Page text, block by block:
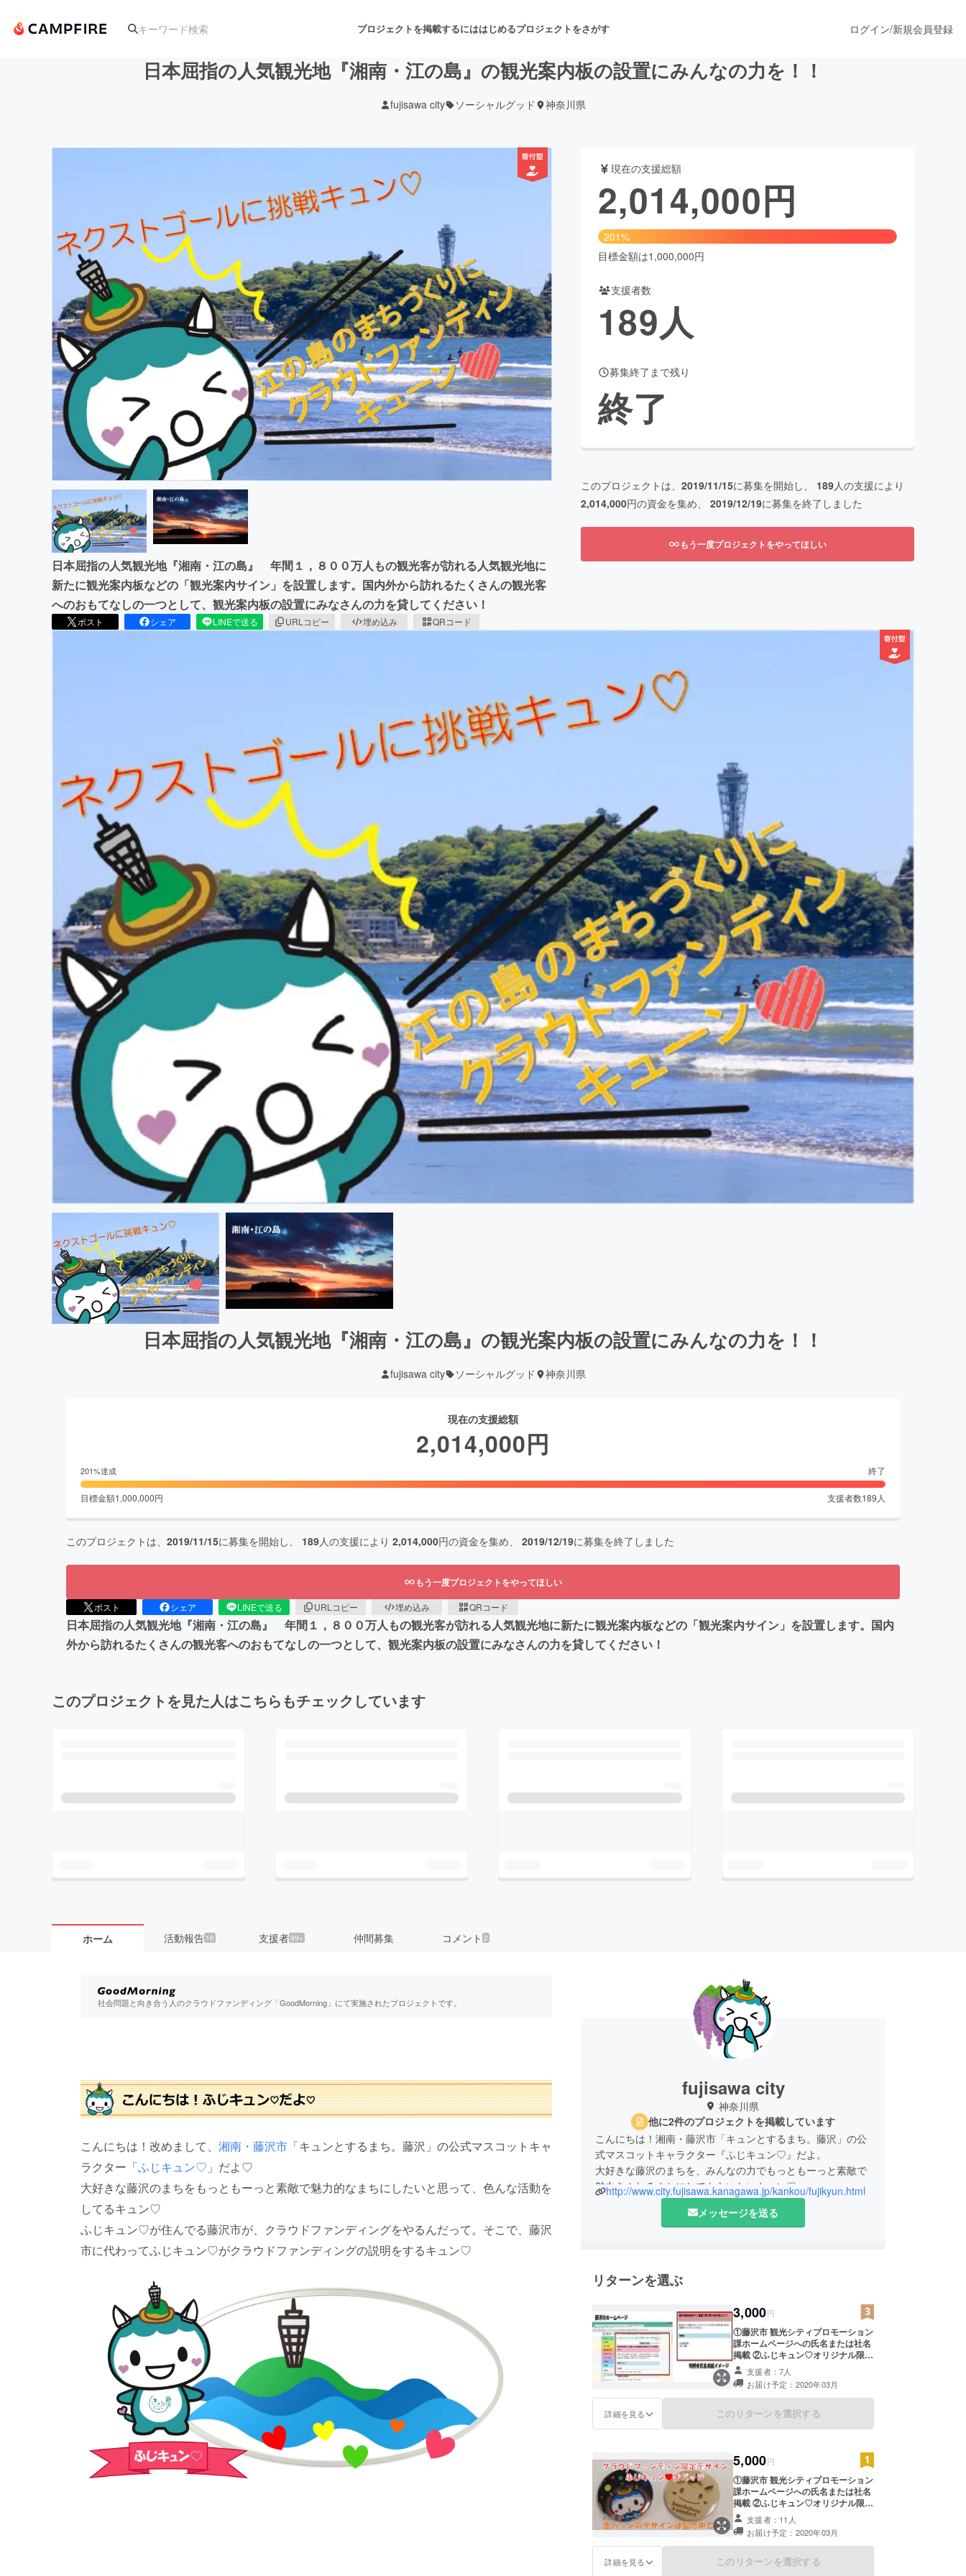
プロジェクトを掲載するにははじめるプロジェクトをさがす
舞台・パフォーマンス
テクノロジー・ガジェット フード・飲食店 ファッション
映像・映画 書籍・雑誌出版
ビジネス・起業 チャレンジ ビューティー・ヘルスケア
まちづくり・地域活性化
CAMPFIRE for Social GoodCAMPFIRE Creation
CAMPFIREふるさと納税machi-yaコミュニティ
ログイン/新規会員登録
日本屈指の人気観光地『湘南・江の島』の観光案内板の設置にみんなの力を！！
fujisawa city ソーシャルグッド 神奈川県
日本屈指の人気観光地『湘南・江の島』 年間１，８００万人もの観光客が訪れる人気観光地に
新たに観光案内板などの「観光案内サイン」を設置します。国内外から訪れるたくさんの観光客
へのおもてなしの一つとして、観光案内板の設置にみなさんの力を貸してください！
ポスト シェア LINEで送る URLコピー 埋め込み QRコード
現在の支援総額
2,014,000円
201%
目標金額は1,000,000円
支援者数
189人
募集終了まで残り
終了
このプロジェクトは、 2019/11/15に募集を開始し、 189人の支援により
2,014,000円の資金を集め、 2019/12/19に募集を終了しました
もう一度プロジェクトをやってほしい
日本屈指の人気観光地『湘南・江の島』の観光案内板の設置にみんなの力を！！
fujisawa city ソーシャルグッド 神奈川県
現在の支援総額
2,014,000円
201%達成 終了
目標金額1,000,000円 支援者数189 人
このプロジェクトは、 2019/11/15に募集を開始し、 189人の支援により 2,014,000円の資金を集め、 2019/12/19に募集を終了しました
もう一度プロジェクトをやってほしい
ポスト シェア LINEで送る URLコピー 埋め込み QRコード
日本屈指の人気観光地『湘南・江の島』 年間１，８００万人もの観光客が訪れる人気観光地に新たに観光案内板などの「観光案内サイン」を設置します。国内
外から訪れるたくさんの観光客へのおもてなしの一つとして、観光案内板の設置にみなさんの力を貸してください！
このプロジェクトを見た人はこちらもチェックしています
ホーム 活動報告 16 支援者99+ 仲間募集 コメント 2
社会問題と向き合う人のクラウドファンディング「GoodMorning」にて実施されたプロジェクトです。
こんにちは！改めまして、 湘南・藤沢市 「キュンとするまち。藤沢」の公式マスコットキャ
ラクター「ふじキュン♡ 」だよ♡
大好きな藤沢のまちをもっともーっと素敵で魅力的なまちにしたいと思って、色んな活動を
してるキュン♡
ふじキュン♡が住んでる藤沢市が、クラウドファンディングをやるんだって。そこで、藤沢
市に代わってふじキュン♡がクラウドファンディングの説明をするキュン♡
fujisawa city
神奈川県
他に2件のプロジェクトを掲載しています
こんにちは！湘南・藤沢市「キュンとするまち。藤沢」の公
式マスコットキャラクター『ふじキュン♡』だよ。
大好きな藤沢のまちを、みんなの力でもっともーっと素敵で
魅力あふれるまちにしてもらいたいキュン♡
たくさんのみんなからの支援を待ってるキュン♡
http://www.city.fujisawa.kanagawa.jp/kankou/fujikyun.html
メッセージを送る
リターンを選ぶ
3,000円
①藤沢市 観光シティプロモーション
課ホームページへの氏名または社名
掲載 ②ふじキュン♡オリジナル限定
缶バッジ1個（2種からランダムで1
個） ※ホームページへの氏名等の掲
載希望の有無を備考欄に記載してく
ださい。 ※「希望あり」の場合、備
考欄に掲載する氏名を記載してくだ
良俗に反する氏名等については記載
できません。 ※缶バッジは2020年3
月1日～3月31日を受付期間とし、藤
沢市観光シティプロモーション課に
てお渡しいたします。お手数です
が、期間中にご来課くださいますよ
う、よろしくお願いいたします。
支援者：7人
お届け予定：2020年03月
詳細を見る このリターンを選択する
5,000円
①藤沢市 観光シティプロモーション
課ホームページへの氏名または社名
掲載 ②ふじキュン♡オリジナル限定
缶バッジ2個（2種コンプリートセッ
ト） ※ホームページへの氏名等の掲
載希望の有無を備考欄に記載してく
ださい。 ※「希望あり」の場合、備
考欄に掲載する氏名を記載してくだ
支援者：11人
お届け予定：2020年03月
詳細を見る このリターンを選択する